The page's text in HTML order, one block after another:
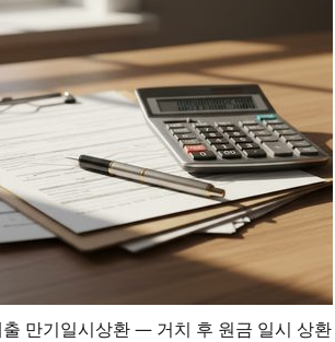
만기일시상환 — 거치 후 원금 일시 상환